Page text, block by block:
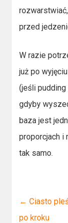
przed
W razie
już po
(jeśli pudding
gdyby
baza jest
proporcjach i
tak samo.
← Ciasto
po kroku